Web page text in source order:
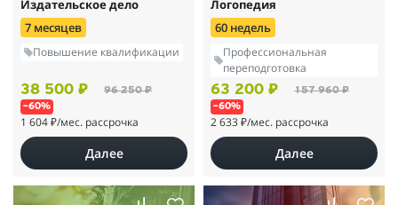
Издательское дело
7 месяцев
Повышение квалификации
38 500 ₽ 96 250 ₽
–60%
1 604 ₽/мес. рассрочка
Далее
Логопедия
60 недель
Профессиональная
переподготовка
63 200 ₽ 157 960 ₽
–60%
2 633 ₽/мес. рассрочка
Далее